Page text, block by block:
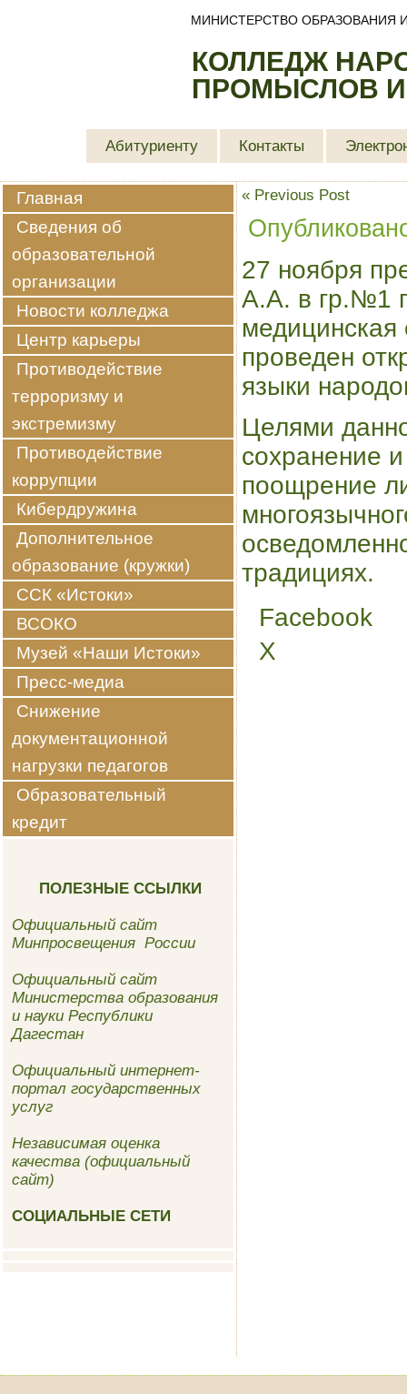
КОЛЛЕДЖ
ПРОМЫСЛОВ
МИНИСТЕРСТВО ОБРАЗОВАНИЯ
Абитуриенту Контакты
Главная
Сведения об
образовательной
организации
Новости колледжа
Центр карьеры
Противодействие
терроризму и
экстремизму
Противодействие
коррупции
Кибердружина
Дополнительное
образование (кружки)
ССК «Истоки»
ВСОКО
Музей «Наши Истоки»
Пресс-медиа
Снижение
документационной
нагрузки педагогов
Образовательный
кредит
ПОЛЕЗНЫЕ ССЫЛКИ
Официальный сайт
Минпросвещения России
Официальный сайт
Министерства образования
и науки Республики
Дагестан
Официальный интернет-
портал государственных
услуг
Независимая оценка
качества (официальный
сайт)
СОЦИАЛЬНЫЕ СЕТИ
« Previous Post
27 ноября
А.А. в гр.№1
проведен
языки
Целями
сохранение
поощрение
традициях.
Share
the
post
Facebook
X